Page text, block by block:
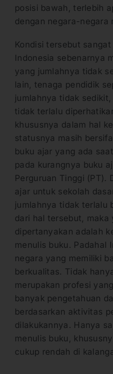
posisi bawah, terlebih
dengan negara-negara
Kondisi tersebut
Indonesia sebenarnya
yang jumlahnya tidak
lain, tenaga pendidik
jumlahnya tidak
tidak terlalu
khususnya dalam hal
statusnya masih
buku ajar yang ada
pada kurangnya buku
Perguruan Tinggi (PT).
ajar untuk sekolah
jumlahnya tidak terlalu
dari hal tersebut, maka
dipertanyakan adalah
menulis buku. Padahal
negara yang memiliki
berkualitas. Tidak
merupakan profesi
banyak pengetahuan
berdasarkan aktivitas
dilakukannya. Hanya
menulis buku,
cukup rendah di